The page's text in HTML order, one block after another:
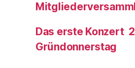
Das erste Konzert
Gründonnerstag